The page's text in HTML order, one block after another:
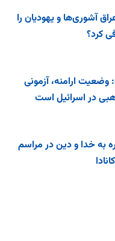
آشوری‌ها و یهودیان را
کرد؟
ارامنه، آزمونی
در اسرائیل است
به خدا و دین در مراسم